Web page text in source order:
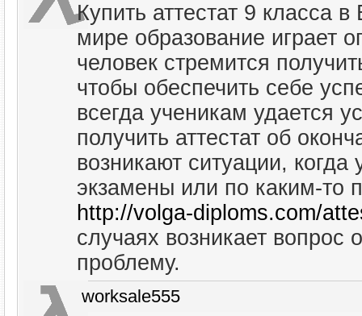
Купить аттестат 9 класса
мире образование играет
человек стремится
чтобы обеспечить себе
всегда ученикам удается
получить аттестат об
возникают ситуации,
экзамены или по каким-то
http://volga-diploms.com/
случаях возникает
проблему.
worksale555